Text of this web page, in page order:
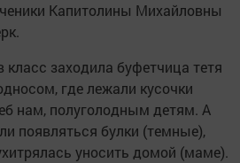
Капитолины Михайловны
заходила буфетчица тетя
где лежали кусочки
нам, полуголодным детям. А
появляться булки (темные),
уносить домой (маме).